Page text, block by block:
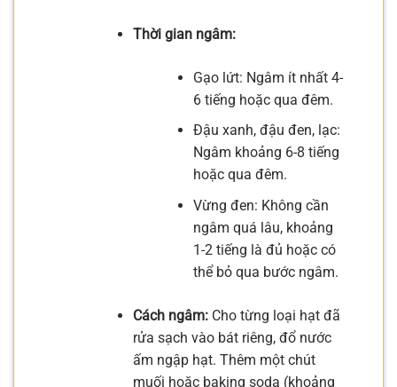
Thời gian ngâm:
Gạo lứt: Ngâm ít nhất 4-
6 tiếng hoặc qua đêm.
Đậu xanh, đậu đen, lạc:
Ngâm khoảng 6-8 tiếng
hoặc qua đêm.
Vừng đen: Không cần
ngâm quá lâu, khoảng
1-2 tiếng là đủ hoặc có
thể bỏ qua bước ngâm.
Cách ngâm:Cho từng loại hạt đã
rửa sạch vào bát riêng, đổ nước
ấm ngập hạt. Thêm một chút
muối hoặc baking soda (khoảng